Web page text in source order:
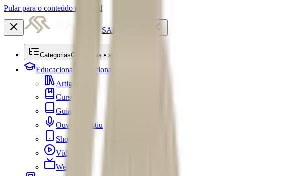
Pular para o conteúdo principal
SACRE
CategoriasCategorias • submenu
Educacional
Educacional
Artigos
Cursos
Guias
Ouviu Investiu
Shorts
Vídeos
Webséries